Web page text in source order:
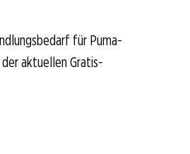
für Puma-
aktuellen Gratis-